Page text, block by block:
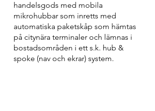
handelsgods med mobila
mikrohubbar som inretts med
automatiska paketskåp som hämtas
på citynära terminaler och lämnas i
bostadsområden i ett s.k. hub &
spoke (nav och ekrar) system.